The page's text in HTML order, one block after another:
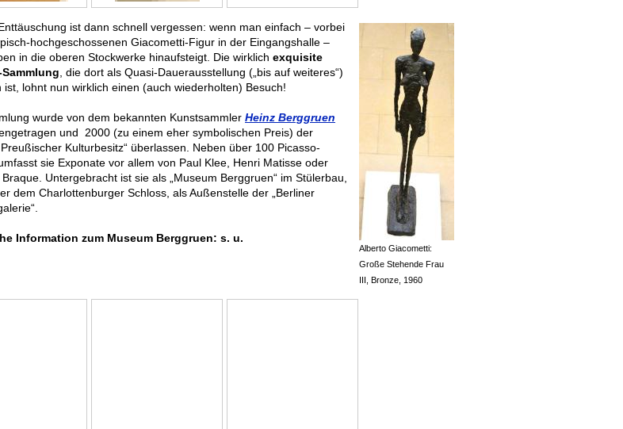
Alberto Giacometti:
Große Stehende Frau
III, Bronze, 1960
ist dann schnell vergessen: wenn man einfach – vorbei
hochgeschossenen Giacometti-Figur in der Eingangshalle –
in die oberen Stockwerke hinaufsteigt. Die wirklich exquisite
, die dort als Quasi-Dauerausstellung („bis auf weiteres“)
ist, lohnt nun wirklich einen (auch wiederholten) Besuch!
wurde von dem bekannten Kunstsammler Heinz Berggruen
und 2000 (zu einem eher symbolischen Preis) der
Kulturbesitz“ überlassen. Neben über 100 Picasso-
sie Exponate vor allem von Paul Klee, Henri Matisse oder
Untergebracht ist sie als „Museum Berggruen“ im Stülerbau,
dem Charlottenburger Schloss, als Außenstelle der „Berliner
Information zum Museum Berggruen: s. u.